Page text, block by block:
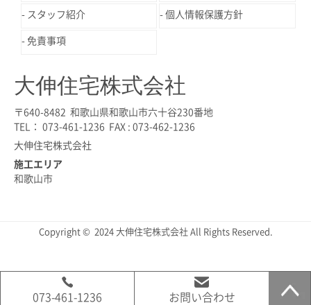
スタッフ紹介 個人情報保護方針
免責事項
大伸住宅株式会社
〒640-8482 和歌山県和歌山市六十谷230番地
TEL： 073-461-1236 FAX : 073-462-1236
大伸住宅株式会社
施工エリア
和歌山市
Copyright © 2024 大伸住宅株式会社 All Rights Reserved.
073-461-1236 お問い合わせ